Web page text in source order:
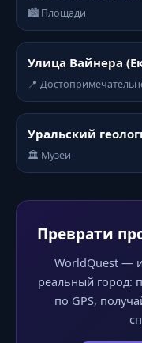
🏙️ Площади
Улица Вайнера
📍
Уральский
🏛️ Музеи
Преврати
WorldQuest —
реальный город:
по GPS,